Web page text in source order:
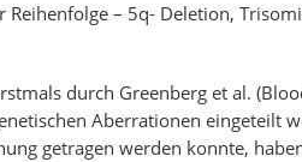
– 5q- Deletion,
durch Greenberg et al.
Aberrationen
getragen werden konnte,